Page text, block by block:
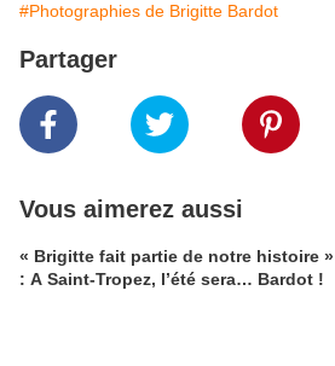
#Photographies de Brigitte Bardot
Partager
Vous aimerez aussi
« Brigitte fait partie de notre histoire »
: A Saint-Tropez, l’été sera… Bardot !